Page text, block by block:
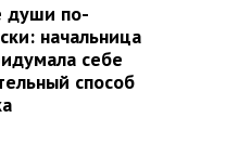
души по-
начальница
себе
способ